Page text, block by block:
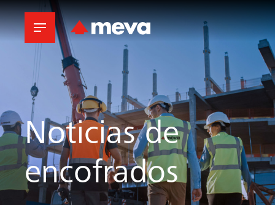
Noticias de
encofrados